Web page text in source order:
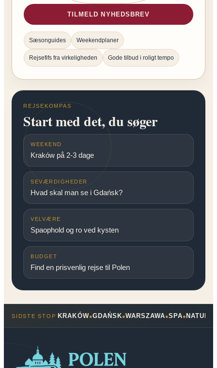
TILMELD NYHEDSBREV
Sæsonguides Weekendplaner
Rejsefifs fra virkeligheden Gode tilbud i roligt tempo
REJSEKOMPAS
Start med det, du søger
WEEKEND
Kraków på 2-3 dage
SEVÆRDIGHEDER
Hvad skal man se i Gdańsk?
VELVÆRE
Spaophold og ro ved kysten
BUDGET
Find en prisvenlig rejse til Polen
SIDSTE STOP KRAKÓW●GDAŃSK●WARSZAWA●SPA● NATUR